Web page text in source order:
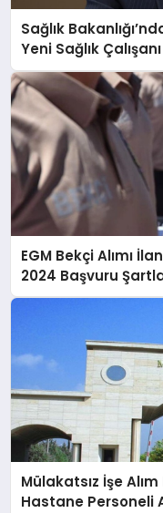
Sağlık
Yeni Sağlık
EGM Bekçi Alımı
2024 Başvuru
Mülakatsız İşe
Hastane Personeli